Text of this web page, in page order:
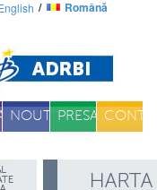
Română
NOUTATIPRESA